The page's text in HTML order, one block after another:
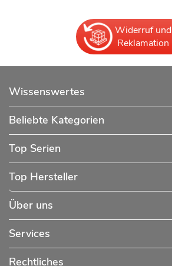
Widerruf und
Reklamation
Wissenswertes
Beliebte Kategorien
Top Serien
Top Hersteller
Über uns
Services
Rechtliches